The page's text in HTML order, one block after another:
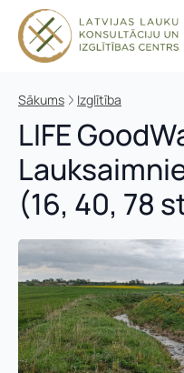
Sākums Izglītība
LIFE
(16, 40, 78